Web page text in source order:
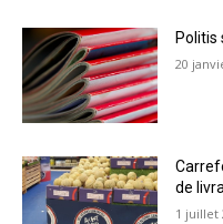
Politis
20
de
1 juillet